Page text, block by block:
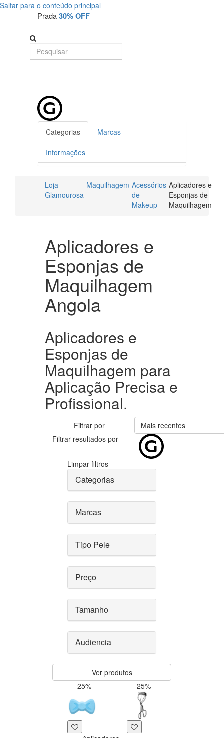
Saltar para o conteúdo principal
Prada30% OFF
Categorias Marcas
Informações
Loja
Glamourosa
Maquilhagem Acessórios
de
Makeup
Aplicadores e
Esponjas de
Maquilhagem
Aplicadores e
Esponjas de
Maquilhagem
Angola
Aplicadores e
Esponjas de
Maquilhagem para
Aplicação Precisa e
Profissional.
Filtrar por
Mais recentes
Filtrar resultados por
Limpar filtros
Categorias
Marcas
Tipo Pele
Preço
Tamanho
Audiencia
Ver produtos
-25%
-25%